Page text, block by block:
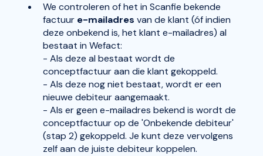
We controleren of het in Scanfie bekende
factuur e-mailadres van de klant (óf indien
deze onbekend is, het klant e-mailadres) al
bestaat in Wefact:
- Als deze al bestaat wordt de
conceptfactuur aan die klant gekoppeld.
- Als deze nog niet bestaat, wordt er een
nieuwe debiteur aangemaakt.
- Als er geen e-mailadres bekend is wordt de
conceptfactuur op de 'Onbekende debiteur'
(stap 2) gekoppeld. Je kunt deze vervolgens
zelf aan de juiste debiteur koppelen.